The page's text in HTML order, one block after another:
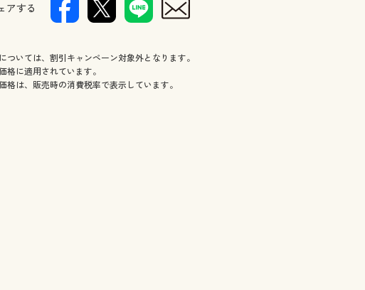
アする
ついては、割引キャンペーン対象外となります。
格に適用されています。
格は、販売時の消費税率で表示しています。